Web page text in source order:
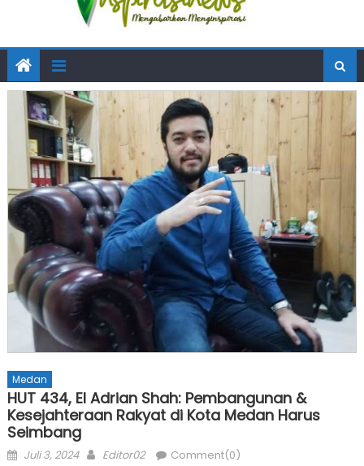
Medan
HUT 434, El Adrian Shah: Pembangunan &
Kesejahteraan Rakyat di Kota Medan Harus
Seimbang
Posted
Juli 3, 2024 Author
Editor02 Comment(0)